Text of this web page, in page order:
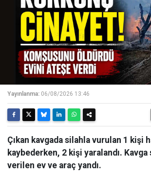
Yayınlanma: 06/08/2026 13:46
Çıkan kavgada silahla vurulan 1 kişi
kaybederken, 2 kişi yaralandı. Kavga
verilen ev ve araç yandı.